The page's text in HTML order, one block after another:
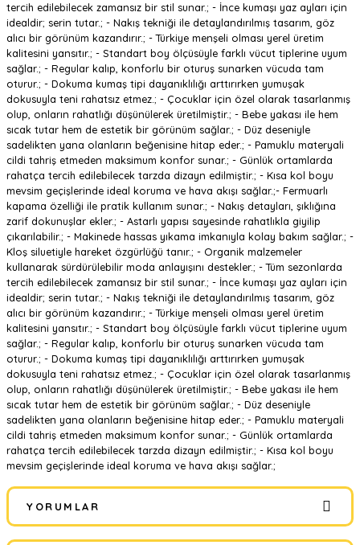
tercih edilebilecek zamansız bir stil sunar.; - İnce kumaşı yaz ayları için
idealdir; serin tutar.; - Nakış tekniği ile detaylandırılmış tasarım, göz
alıcı bir görünüm kazandırır.; - Türkiye menşeli olması yerel üretim
kalitesini yansıtır.; - Standart boy ölçüsüyle farklı vücut tiplerine uyum
sağlar.; - Regular kalıp, konforlu bir oturuş sunarken vücuda tam
oturur.; - Dokuma kumaş tipi dayanıklılığı arttırırken yumuşak
dokusuyla teni rahatsız etmez.; - Çocuklar için özel olarak tasarlanmış
olup, onların rahatlığı düşünülerek üretilmiştir.; - Bebe yakası ile hem
sıcak tutar hem de estetik bir görünüm sağlar.; - Düz deseniyle
sadelikten yana olanların beğenisine hitap eder.; - Pamuklu materyali
cildi tahriş etmeden maksimum konfor sunar.; - Günlük ortamlarda
rahatça tercih edilebilecek tarzda dizayn edilmiştir.; - Kısa kol boyu
mevsim geçişlerinde ideal koruma ve hava akışı sağlar.;- Fermuarlı
kapama özelliği ile pratik kullanım sunar.; - Nakış detayları, şıklığına
zarif dokunuşlar ekler.; - Astarlı yapısı sayesinde rahatlıkla giyilip
çıkarılabilir.; - Makinede hassas yıkama imkanıyla kolay bakım sağlar.; -
Kloş siluetiyle hareket özgürlüğü tanır.; - Organik malzemeler
kullanarak sürdürülebilir moda anlayışını destekler.; - Tüm sezonlarda
tercih edilebilecek zamansız bir stil sunar.; - İnce kumaşı yaz ayları için
idealdir; serin tutar.; - Nakış tekniği ile detaylandırılmış tasarım, göz
alıcı bir görünüm kazandırır.; - Türkiye menşeli olması yerel üretim
kalitesini yansıtır.; - Standart boy ölçüsüyle farklı vücut tiplerine uyum
sağlar.; - Regular kalıp, konforlu bir oturuş sunarken vücuda tam
oturur.; - Dokuma kumaş tipi dayanıklılığı arttırırken yumuşak
dokusuyla teni rahatsız etmez.; - Çocuklar için özel olarak tasarlanmış
olup, onların rahatlığı düşünülerek üretilmiştir.; - Bebe yakası ile hem
sıcak tutar hem de estetik bir görünüm sağlar.; - Düz deseniyle
sadelikten yana olanların beğenisine hitap eder.; - Pamuklu materyali
cildi tahriş etmeden maksimum konfor sunar.; - Günlük ortamlarda
rahatça tercih edilebilecek tarzda dizayn edilmiştir.; - Kısa kol boyu
mevsim geçişlerinde ideal koruma ve hava akışı sağlar.;
YORUMLAR